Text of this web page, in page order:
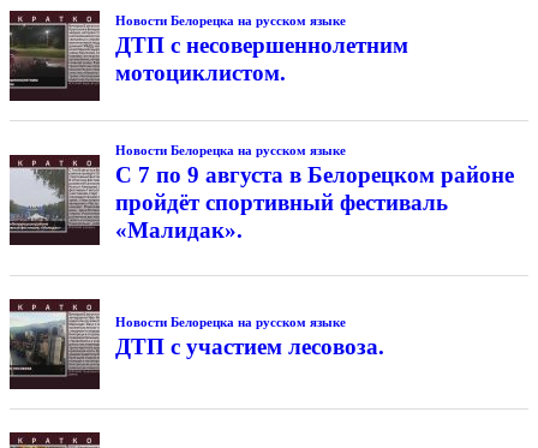
Новости Белорецка на русском языке
ДТП с несовершеннолетним
мотоциклистом.
Новости Белорецка на русском языке
С 7 по 9 августа в Белорецком районе
пройдёт спортивный фестиваль
«Малидак».
Новости Белорецка на русском языке
ДТП с участием лесовоза.